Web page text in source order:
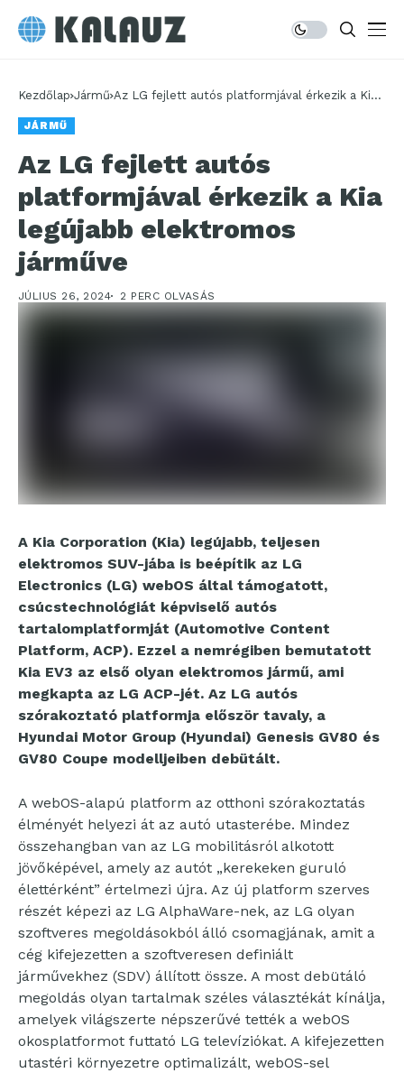
Kezdőlap Jármű Az LG fejlett autós platformjával érkezik a Kia
JÁRMŰ
Az LG fejlett autós
platformjával érkezik a Kia
legújabb elektromos
járműve
JÚLIUS 26, 2024 2 PERC OLVASÁS
A Kia Corporation (Kia) legújabb, teljesen
elektromos SUV-jába is beépítik az LG
Electronics (LG) webOS által támogatott,
csúcstechnológiát képviselő autós
tartalomplatformját (Automotive Content
Platform, ACP). Ezzel a nemrégiben bemutatott
Kia EV3 az első olyan elektromos jármű, ami
megkapta az LG ACP-jét. Az LG autós
szórakoztató platformja először tavaly, a
Hyundai Motor Group (Hyundai) Genesis GV80 és
GV80 Coupe modelljeiben debütált.
A webOS-alapú platform az otthoni szórakoztatás
élményét helyezi át az autó utasterébe. Mindez
összehangban van az LG mobilitásról alkotott
jövőképével, amely az autót „kerekeken guruló
élettérként” értelmezi újra. Az új platform szerves
részét képezi az LG AlphaWare-nek, az LG olyan
szoftveres megoldásokból álló csomagjának, amit a
cég kifejezetten a szoftveresen definiált
járművekhez (SDV) állított össze. A most debütáló
megoldás olyan tartalmak széles választékát kínálja,
amelyek világszerte népszerűvé tették a webOS
okosplatformot futtató LG televíziókat. A kifejezetten
utastéri környezetre optimalizált, webOS-sel